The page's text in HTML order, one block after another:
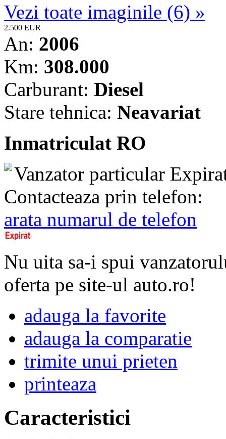
Vezi toate imaginile (6) »
2.500 EUR
An: 2006
Km: 308.000
Carburant: Diesel
Stare tehnica: Neavariat
Inmatriculat RO
Vanzator particular
Contacteaza prin telefon:
arata numarul de telefon
Nu uita sa-i spui
oferta pe site-ul auto.ro!
adauga la favorite
adauga la comparatie
trimite unui prieten
printeaza
Caracteristici